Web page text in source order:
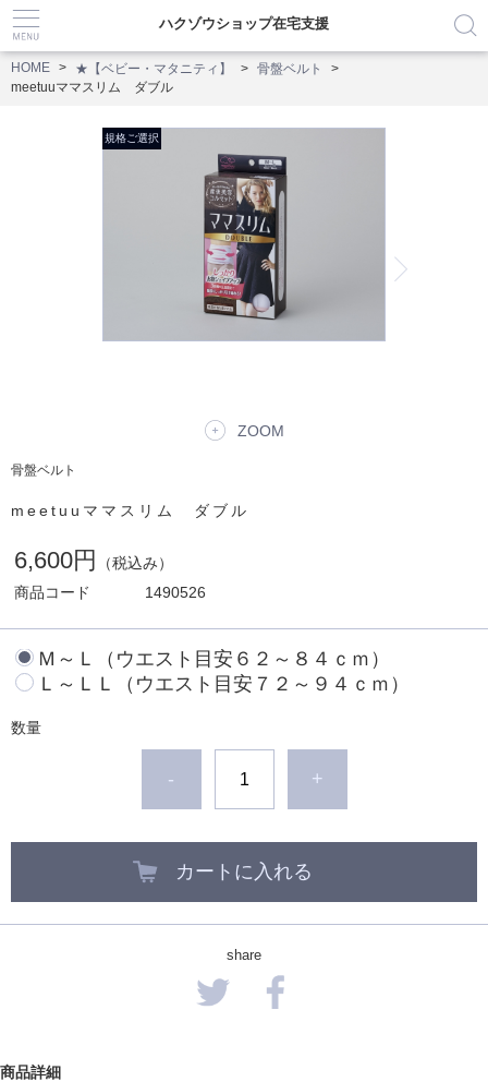
ハクゾウショップ在宅支援
HOME ★【ベビー・マタニティ】
骨盤ベルト
meetuuママスリム ダブル
ZOOM
骨盤ベルト
meetuuママスリム ダブル
6,600円
（税込み）
商品コード
1490526
Ｍ～Ｌ（ウエスト目安６２～８４ｃｍ）
Ｌ～ＬＬ（ウエスト目安７２～９４ｃｍ）
数量
- +
カートに入れる
share
商品詳細